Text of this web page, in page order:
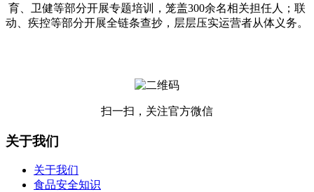
育、卫健等部分开展专题培训，笼盖300余名相关担任人；联
动、疾控等部分开展全链条查抄，层层压实运营者从体义务。
扫一扫，关注官方微信
关于我们
关于我们
食品安全知识